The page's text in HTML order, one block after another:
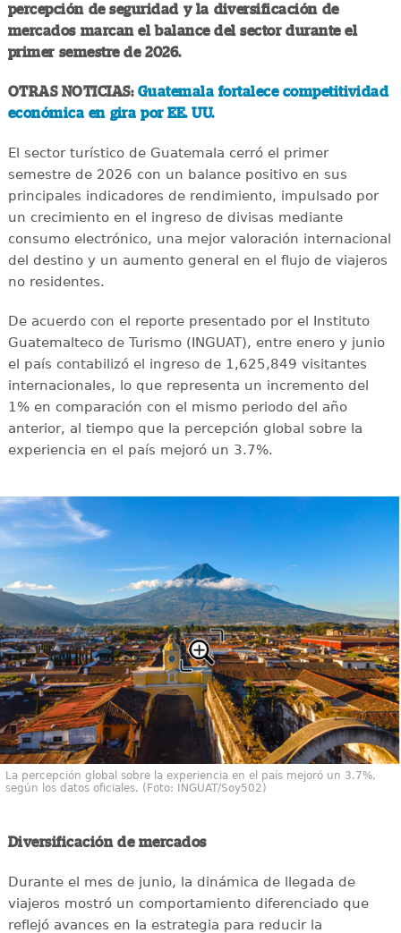
percepción de seguridad y la diversificación de
mercados marcan el balance del sector durante el
primer semestre de 2026.
OTRAS NOTICIAS: Guatemala fortalece competitividad
económica en gira por EE. UU.
El sector turístico de Guatemala cerró el primer
semestre de 2026 con un balance positivo en sus
principales indicadores de rendimiento, impulsado por
un crecimiento en el ingreso de divisas mediante
consumo electrónico, una mejor valoración internacional
del destino y un aumento general en el flujo de viajeros
no residentes.
De acuerdo con el reporte presentado por el Instituto
Guatemalteco de Turismo (INGUAT), entre enero y junio
el país contabilizó el ingreso de 1,625,849 visitantes
internacionales, lo que representa un incremento del
1% en comparación con el mismo periodo del año
anterior, al tiempo que la percepción global sobre la
experiencia en el país mejoró un 3.7%.
La percepción global sobre la experiencia en el país mejoró un 3.7%,
según los datos oficiales. (Foto: INGUAT/Soy502)
Diversificación de mercados
Durante el mes de junio, la dinámica de llegada de
viajeros mostró un comportamiento diferenciado que
reflejó avances en la estrategia para reducir la